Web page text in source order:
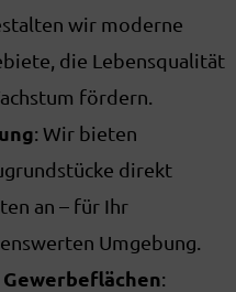
wir moderne
die Lebensqualität
fördern.
: Wir bieten
direkt
an – für Ihr
Umgebung.
: